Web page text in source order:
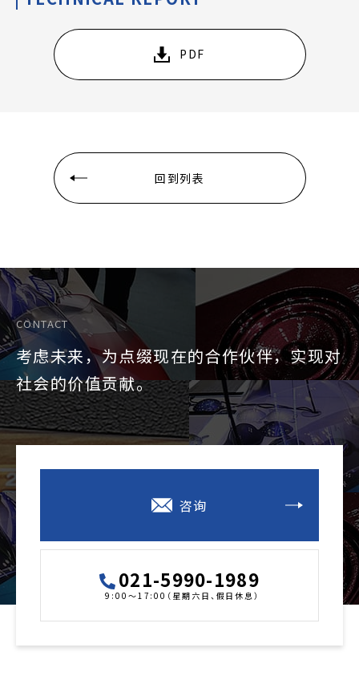
PDF
回到列表
CONTACT
考虑未来，为点缀现在的合作伙伴，实现对
社会的价值贡献。
咨询
021-5990-1989
9:00～17:00（星期六日、假日休息）